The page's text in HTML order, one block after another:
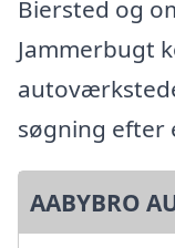
Biersted og
Jammerbugt
søgning efter
AABYBRO